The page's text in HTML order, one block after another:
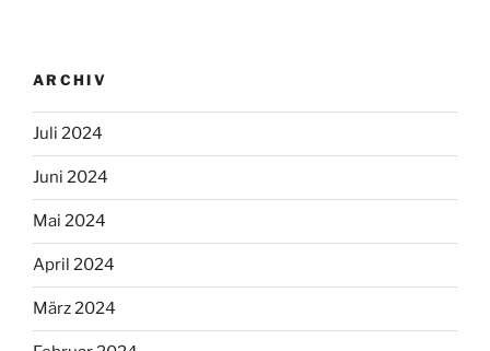
ARCHIV
Juli 2024
Juni 2024
Mai 2024
April 2024
März 2024